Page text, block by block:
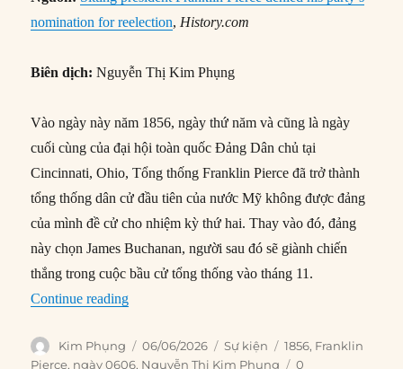
nomination for reelection, History.com
Biên dịch: Nguyễn Thị Kim Phụng
Vào ngày này năm 1856, ngày thứ năm và cũng là ngày
cuối cùng của đại hội toàn quốc Đảng Dân chủ tại
Cincinnati, Ohio, Tổng thống Franklin Pierce đã trở thành
tổng thống dân cử đầu tiên của nước Mỹ không được đảng
của mình đề cử cho nhiệm kỳ thứ hai. Thay vào đó, đảng
này chọn James Buchanan, người sau đó sẽ giành chiến
thắng trong cuộc bầu cử tổng thống vào tháng 11.
Continue reading“06/06/1856: Franklin Pierce bị đảng mình từ
Author
Kim Phụng
Posted
on
06/06/2026 Categories
Sự kiện Tags
1856, Franklin
Pierce, ngày 0606, Nguyễn Thị Kim Phụng
0